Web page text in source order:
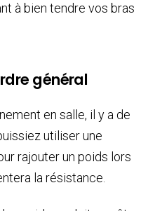
à bien tendre vos bras
général
en salle, il y a de
utiliser une
rajouter un poids lors
la résistance.